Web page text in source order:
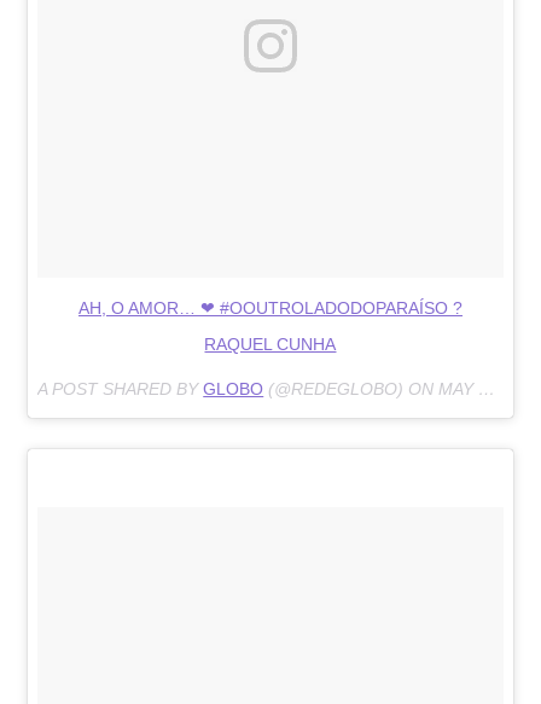
AH, O AMOR… ❤ #OOUTROLADODOPARAÍSO ?
RAQUEL CUNHA
A POST SHARED BYGLOBO (@REDEGLOBO) ONMAY 11, 2018 AT 5:03PM PDT